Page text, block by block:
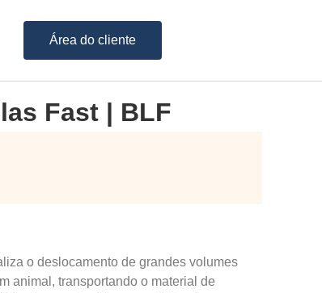
Área do cliente
Fast | BLF
o deslocamento de grandes volumes
animal, transportando o material de